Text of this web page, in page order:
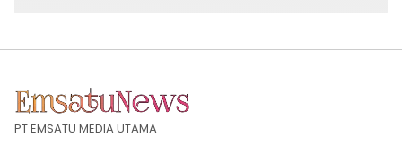
PT EMSATU MEDIA UTAMA